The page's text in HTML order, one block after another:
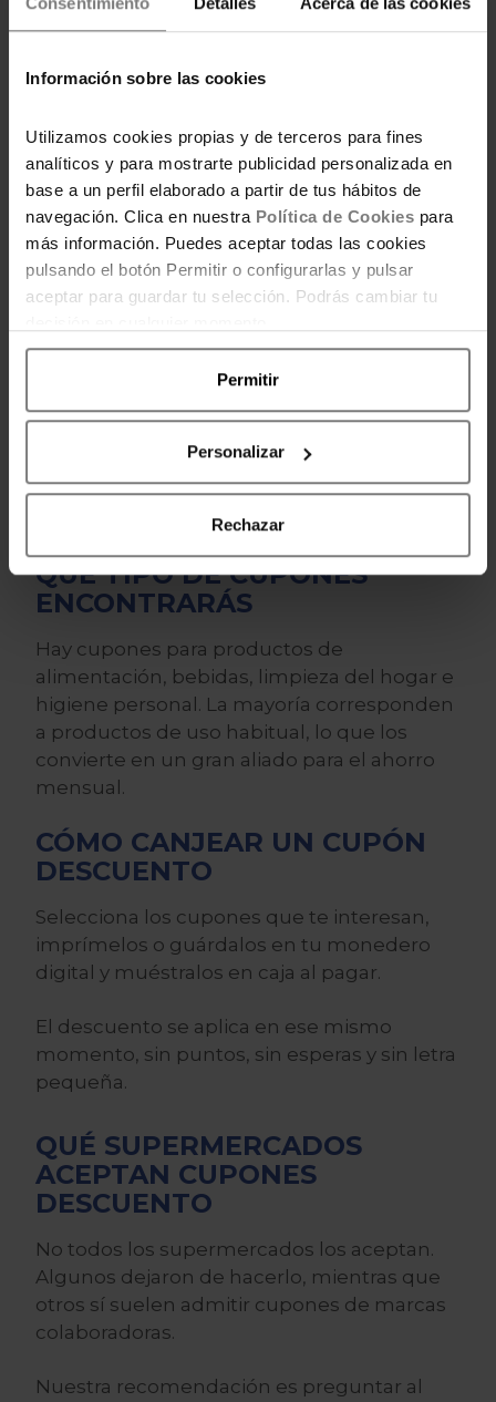
Información sobre las cookies
Utilizamos cookies propias y de terceros para fines
analíticos y para mostrarte publicidad personalizada en
base a un perfil elaborado a partir de tus hábitos de
navegación. Clica en nuestra Política de Cookies para
más información. Puedes aceptar todas las cookies
pulsando el botón Permitir o configurarlas y pulsar
aceptar para guardar tu selección. Podrás cambiar tu
Permitir
Personalizar
Rechazar
constante mes a mes en productos de
donde más se nota en el presupuesto
CÓMO ENCONTRAR CUPONES
DE DESCUENTO
En Ahorradoras ponemos a tu disposición
una galería de cupones gratuita, creada en
colaboración con Savi. Allí encontrarás todos
ofrece cada uno y cómo utilizarlos
Puedes imprimirlos desde el ordenador o
llevarlos directamente en el móvil para
mostrarlos en caja, una opción cada vez
QUÉ TIPO DE CUPONES
ENCONTRARÁS
Hay cupones para productos de
alimentación, bebidas, limpieza del hogar e
higiene personal. La mayoría corresponden
a productos de uso habitual, lo que los
convierte en un gran aliado para el ahorro
mensual.
CÓMO CANJEAR UN CUPÓN
DESCUENTO
Selecciona los cupones que te interesan,
imprímelos o guárdalos en tu monedero
digital y muéstralos en caja al pagar.
El descuento se aplica en ese mismo
momento, sin puntos, sin esperas y sin letra
pequeña.
QUÉ SUPERMERCADOS
ACEPTAN CUPONES
DESCUENTO
No todos los supermercados los aceptan.
Algunos dejaron de hacerlo, mientras que
otros sí suelen admitir cupones de marcas
colaboradoras.
Nuestra recomendación es preguntar al